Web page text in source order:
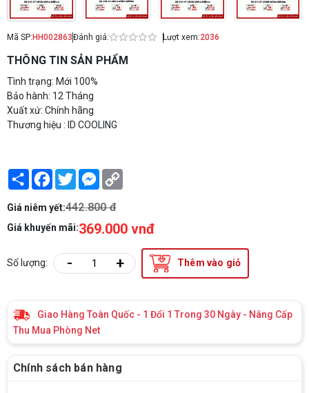
Mã SP: HH002863Đánh giá: Lượt xem:2036
THÔNG TIN SẢN PHẨM
Tình trạng: Mới 100%
Bảo hành: 12 Tháng
Xuất xứ: Chính hãng
Thương hiệu : ID COOLING
Share Facebook
TwitterMessenger
Giá niêm yết:442.800 đ
Giá khuyến mãi:369.000 vnđ
Số lượng: - + Thêm vào giỏ
Giao Hàng Toàn Quốc - 1 Đổi 1 Trong 30 Ngày - Nâng Cấp
Thu Mua Phòng Net
Chính sách bán hàng